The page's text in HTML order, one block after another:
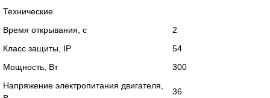
Технические
Время открывания, с
2
Класс защиты, IP
54
Мощность, Вт
300
Напряжение электропитания двигателя,
36